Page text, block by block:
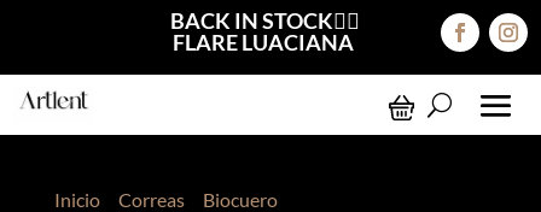
BACK IN STOCK❤️‍🔥
FLARE LUACIANA
Inicio> Correas> Biocuero> Correa 045